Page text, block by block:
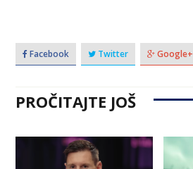
Facebook Twitter Google+
PROČITAJTE JOŠ